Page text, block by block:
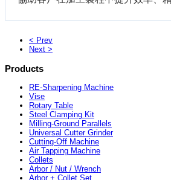
< Prev
Next >
Products
RE-Sharpening Machine
Vise
Rotary Table
Steel Clamping Kit
Milling-Ground Parallels
Universal Cutter Grinder
Cutting-Off Machine
Air Tapping Machine
Collets
Arbor / Nut / Wrench
Arbor + Collet Set